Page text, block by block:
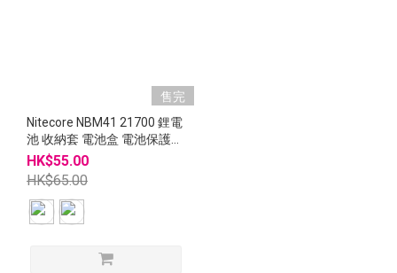
售完
Nitecore NBM41 21700 鋰電
池 收納套 電池盒 電池保護箱
香港行貨
HK$55.00
HK$65.00